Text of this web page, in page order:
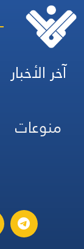
آخر الأخبار
منوعات